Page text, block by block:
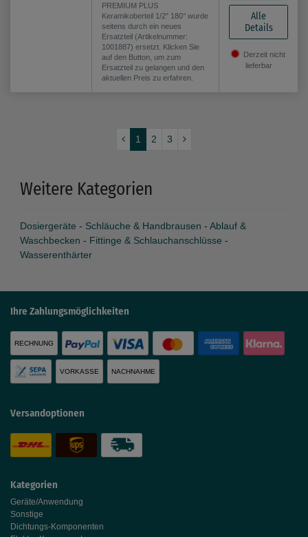
PREMIUM PLUS
Keramikoberteil 1/2" 180° wurde
seitens durch ein neues
Ersatzteil (Artikelnummer:
1001887) ersetzt. Klicken Sie
auf den Button, um zum
Ersatzteil zu gelangen und den
aktuellen Preis zu erfahren.
Alle
Details
Derzeit nicht
lieferbar
1 2 3
Weitere Kategorien
Dosiergeräte - Schläuche & Handbrausen - Ablauf &
Waschbecken - Fittinge & Schlauchanschlüsse -
Wasserenthärter
Kategorien
Geräte/Anwendung
Sonstige
Dichtungs-Komponenten
Ihre Zahlungsmöglichkeiten
RECHNUNG
VORKASSE NACHNAHME
Versandoptionen